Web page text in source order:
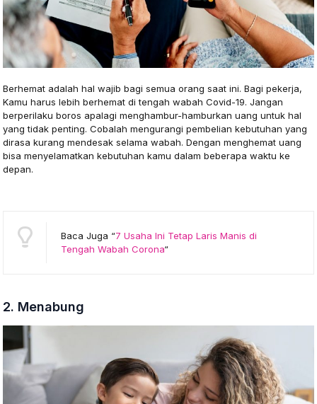
Berhemat adalah hal wajib bagi semua orang saat ini. Bagi pekerja,
Kamu harus lebih berhemat di tengah wabah Covid-19. Jangan
berperilaku boros apalagi menghambur-hamburkan uang untuk hal
yang tidak penting. Cobalah mengurangi pembelian kebutuhan yang
dirasa kurang mendesak selama wabah. Dengan menghemat uang
bisa menyelamatkan kebutuhan kamu dalam beberapa waktu ke
depan.
Baca Juga “7 Usaha Ini Tetap Laris Manis di
Tengah Wabah Corona“
2. Menabung